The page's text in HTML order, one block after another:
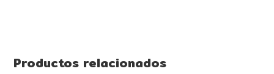
Productos relacionados